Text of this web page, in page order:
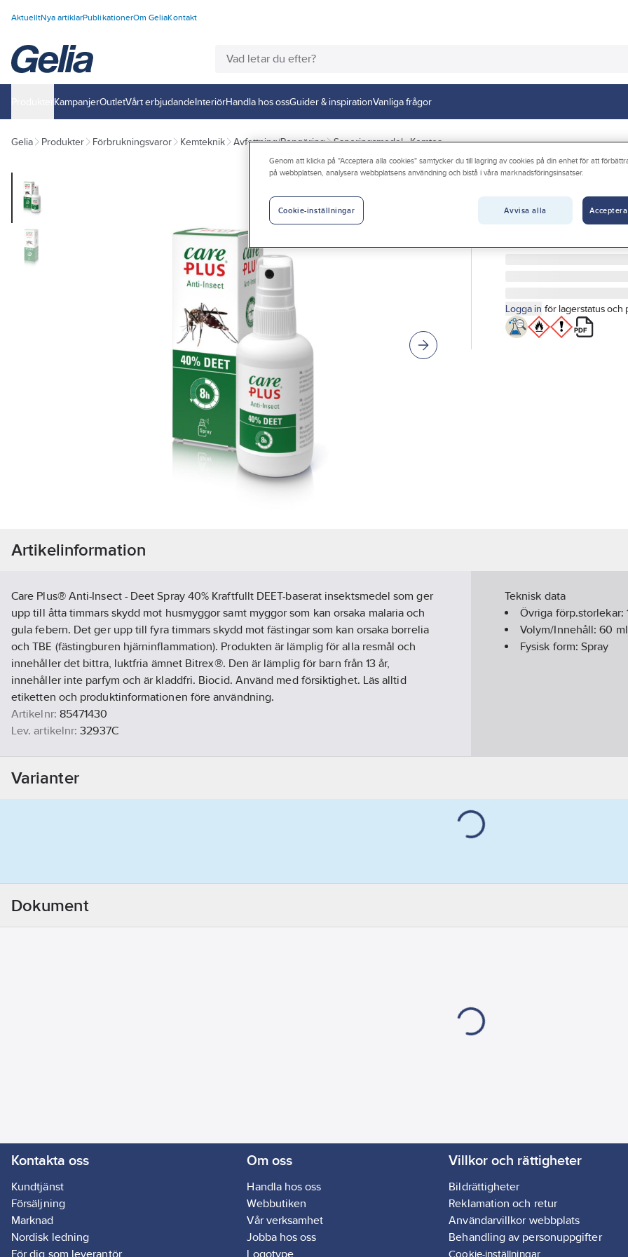
AktuelltNya artiklarPublikationerOm GeliaKontakt
KampanjerOutletVårt erbjudandeInteriörHandla hos ossGuider & inspirationVanliga frågor
Gelia Produkter Förbrukningsvaror Kemteknik Avfettning/Rengöring Saneringsmedel - Kemtoa
Care Plus®
CARE PLUS® ANTI-
Artikelnr:
85471430
32937C
Logga in för lagerstatus och
Artikelinformation
Care Plus® Anti-Insect - Deet Spray 40% Kraftfullt DEET-baserat insektsmedel som ger
upp till åtta timmars skydd mot husmyggor samt myggor som kan orsaka malaria och
gula febern. Det ger upp till fyra timmars skydd mot fästingar som kan orsaka borrelia
och TBE (fästingburen hjärninflammation). Produkten är lämplig för alla resmål och
innehåller det bittra, luktfria ämnet Bitrex®. Den är lämplig för barn från 13 år,
innehåller inte parfym och är kladdfri. Biocid. Använd med försiktighet. Läs alltid
etiketten och produktinformationen före användning.
Artikelnr: 85471430
Lev. artikelnr: 32937C
Teknisk data
Övriga förp.storlekar:
Volym/Innehåll:60 ml
Fysisk form:Spray
Varianter
Dokument
Kontakta oss
Kundtjänst
Försäljning
Marknad
Nordisk ledning
För dig som leverantör
Om oss
Handla hos oss
Webbutiken
Vår verksamhet
Jobba hos oss
Logotype
Villkor och rättigheter
Bildrättigheter
Reklamation och retur
Användarvillkor webbplats
Behandling av personuppgifter
Cookie-inställningar
Genom att klicka på "Acceptera alla cookies" samtycker du till lagring av cookies på din enhet för att
på webbplatsen, analysera webbplatsens användning och bistå i våra marknadsföringsinsatser.
Avvisa alla
Cookie-inställningar